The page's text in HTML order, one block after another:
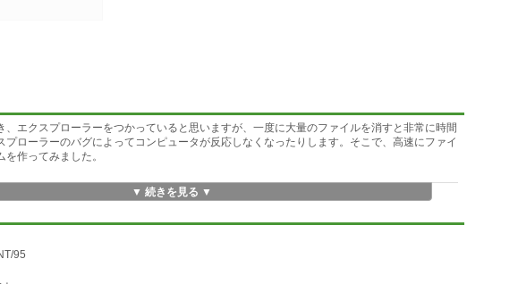
、エクスプローラーをつかっていると思いますが、一度に大量のファイルを消すと非常に時間
プローラーのバグによってコンピュータが反応しなくなったりします。そこで、高速にファイ
作ってみました。
▼ 続きを見る ▼
95